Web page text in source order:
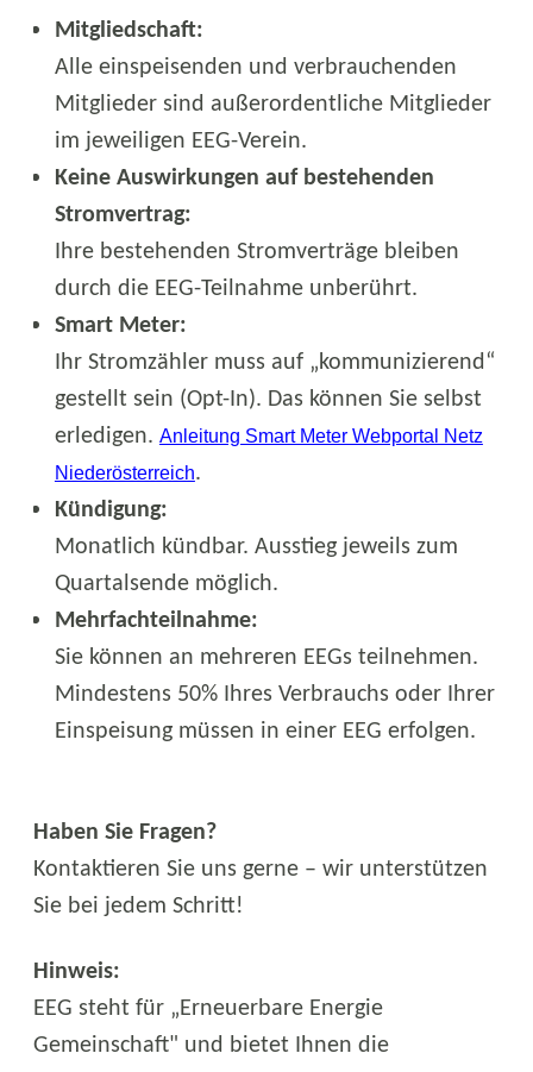
Mitgliedschaft:
Alle einspeisenden und verbrauchenden
Mitglieder sind außerordentliche Mitglieder
im jeweiligen EEG-Verein.
Keine Auswirkungen auf bestehenden
Stromvertrag:
Ihre bestehenden Stromverträge bleiben
durch die EEG-Teilnahme unberührt.
Smart Meter:
Ihr Stromzähler muss auf „kommunizierend“
gestellt sein (Opt-In). Das können Sie selbst
erledigen. Anleitung Smart Meter Webportal Netz
Niederösterreich.
Kündigung:
Monatlich kündbar. Ausstieg jeweils zum
Quartalsende möglich.
Mehrfachteilnahme:
Sie können an mehreren EEGs teilnehmen.
Mindestens 50% Ihres Verbrauchs oder Ihrer
Einspeisung müssen in einer EEG erfolgen.
Haben Sie Fragen?
Kontaktieren Sie uns gerne – wir unterstützen
Sie bei jedem Schritt!
Hinweis:
EEG steht für „Erneuerbare Energie
Gemeinschaft" und bietet Ihnen die